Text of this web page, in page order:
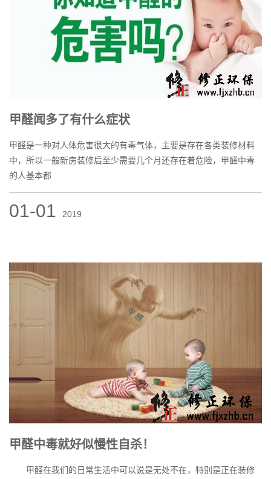
甲醛闻多了有什么症状
甲醛是一种对人体危害很大的有毒气体，主要是存在各类装修材料
中，所以一般新房装修后至少需要几个月还存在着危险，甲醛中毒
的人基本都
01-01 2019
甲醛中毒就好似慢性自杀！
甲醛在我们的日常生活中可以说是无处不在，特别是正在装修